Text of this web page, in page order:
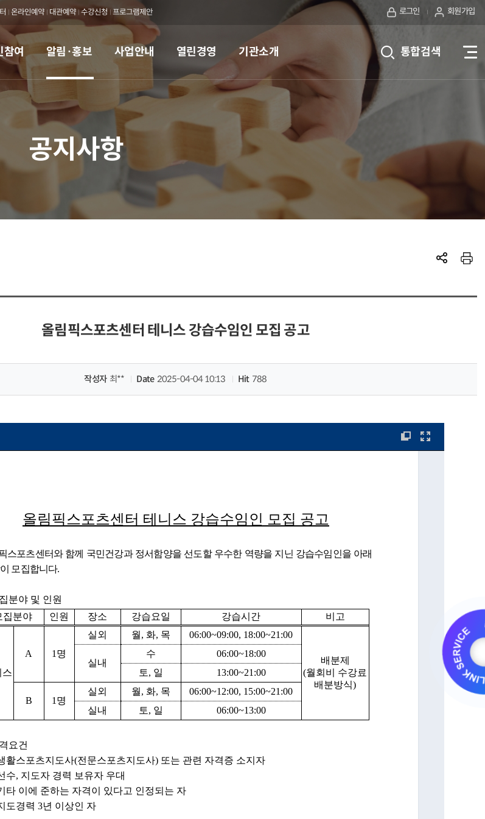
온라인예약 대관예약 수강신청 프로그램제안 로그인 회원가입
참여 알림·홍보 사업안내 열린경영 기관소개 통합검색
전
메
공지사항
SNS공
프
올림픽스포츠센터 테니스 강습수임인 모집 공고
작성자 최** Date 2025-04-04 10:13 Hit 788